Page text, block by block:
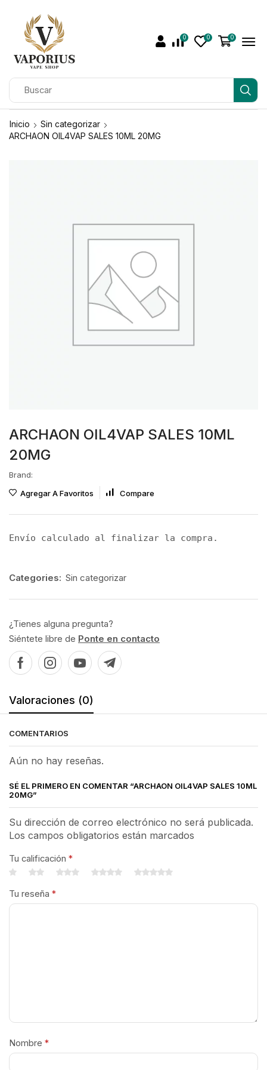
0 0 0
Inicio
Sin categorizar
ARCHAON OIL4VAP SALES 10ML 20MG
ARCHAON OIL4VAP SALES 10ML
20MG
Brand:
Agregar A Favoritos
Compare
Envío calculado al finalizar la compra.
Categories: Sin categorizar
¿Tienes alguna pregunta?
Siéntete libre de Ponte en contacto
Valoraciones (0)
COMENTARIOS
Aún no hay reseñas.
SÉ EL PRIMERO EN COMENTAR “ARCHAON OIL4VAP SALES 10ML
20MG”
Su dirección de correo electrónico no será publicada.
Los campos obligatorios están marcados
Tu calificación *
Tu reseña *
Nombre *